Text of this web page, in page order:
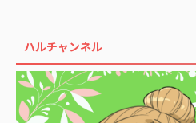
ハルチャンネル